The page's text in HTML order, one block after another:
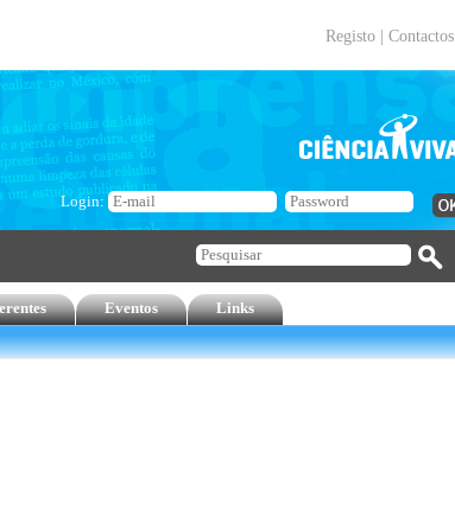
Registo Contactos
Login:
Eventos Links